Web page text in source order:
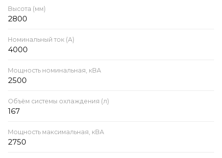
Высота (мм)
2800
Номинальный ток (А)
4000
Мощность номинальная, кВА
2500
Объём системы охлаждения (л)
167
Мощность максимальная, кВА
2750